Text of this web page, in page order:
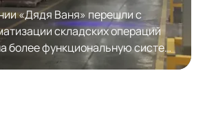
«Дядя Ваня» перешли с
складских операций
более функциональную систему
складской логистики AXELOT